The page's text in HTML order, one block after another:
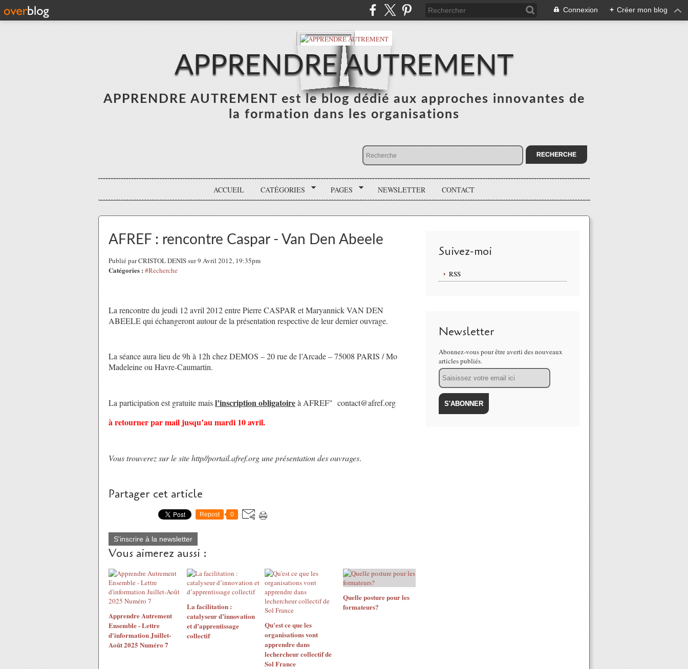
Connexion + Créer mon blog
APPRENDRE AUTREMENT
APPRENDRE AUTREMENT est le blog dédié aux approches innovantes de
la formation dans les organisations
ACCUEIL CATÉGORIES PAGES NEWSLETTER CONTACT
AFREF : rencontre Caspar - Van Den Abeele
Publié par CRISTOL DENIS sur 9 Avril 2012, 19:35pm
Catégories : #Recherche
La rencontre du jeudi 12 avril 2012entre Pierre CASPAR et Maryannick VAN DEN
ABEELE qui échangeront autour de la présentation respective de leur dernier ouvrage.
La séance aura lieu de 9h à 12h chez DEMOS – 20 rue de l’Arcade – 75008 PARIS / Mo
Madeleine ou Havre-Caumartin.
La participation est gratuite maisl’inscription obligatoireà AFREF" contact@afref.org
à retourner par mail jusqu’aumardi 10 avril.
Vous trouverez sur le site http//portail.afref.org une présentation des ouvrages.
Partager cet article
Repost 0
S'inscrire à la newsletter
Vous aimerez aussi :
Apprendre Autrement
Ensemble - Lettre
d'information Juillet-
Août 2025 Numéro 7
La facilitation :
catalyseur d’innovation
et d’apprentissage
collectif
Qu'est ce que les
organisations vont
apprendre dans
lechercheur collectif de
Sol France
Quelle posture pour les
formateurs?
Suivez-moi
RSS
Newsletter
Abonnez-vous pour être averti des nouveaux
articles publiés.
Email